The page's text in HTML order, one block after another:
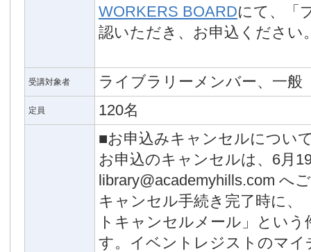
WORKERS BOARDにて、「
認いただき、お申込ください
受講対象者 ライブラリーメンバー、一般
定員 120名
■お申込みキャンセルについ
お申込のキャンセルは、6月
library@academyhills.com へ
キャンセル手続き完了時に、
トキャンセルメール」とい
す。イベントレジストのマ